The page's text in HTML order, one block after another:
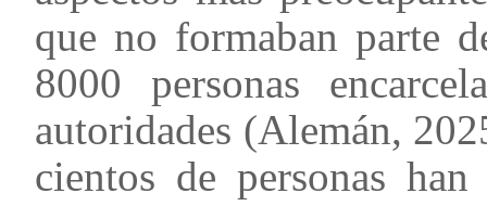
que no formaban parte
8000 personas
autoridades (Alemán,
cientos de personas